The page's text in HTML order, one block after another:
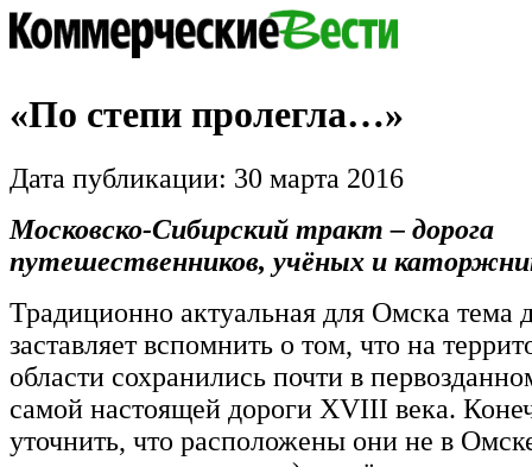
«По степи пролегла…»
Дата публикации: 30 марта 2016
Московско-Сибирский тракт – дорога
путешественников, учёных и
Традиционно актуальная для Омска тема
заставляет вспомнить о том, что на
области сохранились почти в
самой настоящей дороги XVIII века.
уточнить, что расположены они не в